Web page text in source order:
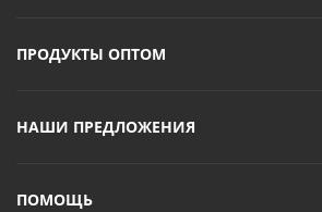
ПРОДУКТЫ ОПТОМ
НАШИ ПРЕДЛОЖЕНИЯ
ПОМОЩЬ